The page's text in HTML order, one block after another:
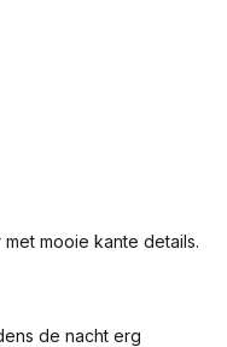
mooie kante details.
de nacht erg